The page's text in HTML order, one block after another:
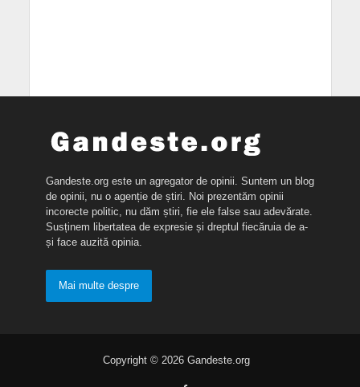
Gandeste.org este un agregator de opinii. Suntem un blog
de opinii, nu o agenție de știri. Noi prezentăm opinii
incorecte politic, nu dăm știri, fie ele false sau adevărate.
Susținem libertatea de expresie și dreptul fiecăruia de a-
și face auzită opinia.
Mai multe despre
Copyright © 2026 Gandeste.org